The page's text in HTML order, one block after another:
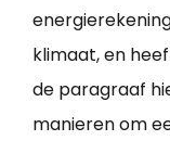
klimaat, en
de paragraaf
manieren om